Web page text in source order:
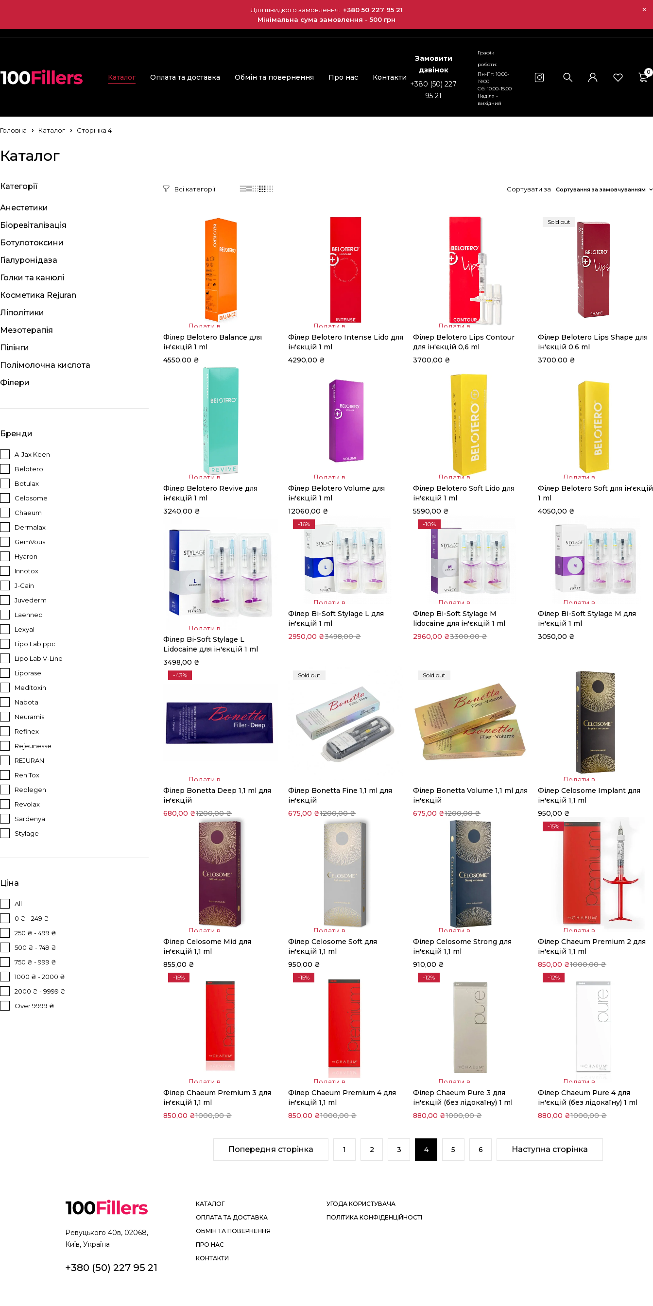
Для швидкого замовлення: +380 50 227 95 21
Мінімальна сума замовлення - 500 грн
Каталог Оплата та доставка Обмін та повернення Про нас Контакти
Замовити
дзвінок
+380 (50) 227
95 21
Графік
роботи:
Пн-Пт: 10:00-
19:00
Сб: 10:00-15:00
Неділя -
вихідний
0
Головна Каталог Сторінка 4
Каталог
Категорії
Анестетики
Біоревіталізація
Ботулотоксини
Гіалуронідаза
Голки та канюлі
Косметика Rejuran
Ліполітики
Мезотерапія
Пілінги
Полімолочна кислота
Філери
Бренди
A-Jax Keen
Belotero
Botulax
Celosome
Chaeum
Dermalax
GemVous
Hyaron
Innotox
J-Cain
Juvederm
Laennec
Lexyal
Lipo Lab ppc
Lipo Lab V-Line
Liporase
Meditoxin
Nabota
Neuramis
Refinex
Rejeunesse
REJURAN
Ren Tox
Replegen
Revolax
Sardenya
Stylage
Ціна
All
0 ₴ - 249 ₴
250 ₴ - 499 ₴
500 ₴ - 749 ₴
750 ₴ - 999 ₴
1000 ₴ - 2000 ₴
2000 ₴ - 9999 ₴
Over 9999 ₴
Сортувати за Сортування за замовчуванням
Додати в
кошик
Філер Belotero Balance для
ін'єкцій 1 ml
4550,00 ₴
Додати в
кошик
Філер Belotero Intense Lido для
ін'єкцій 1 ml
4290,00 ₴
Додати в
кошик
Філер Belotero Lips Contour
для ін'єкцій 0,6 ml
3700,00 ₴
Sold out
Читати далі
Філер Belotero Lips Shape для
ін'єкцій 0,6 ml
3700,00 ₴
Додати в
кошик
Філер Belotero Revive для
ін'єкцій 1 ml
3240,00 ₴
Додати в
кошик
Філер Belotero Volume для
ін'єкцій 1 ml
12060,00 ₴
Додати в
кошик
Філер Belotero Soft Lido для
ін'єкцій 1 ml
5590,00 ₴
Додати в
кошик
Філер Belotero Soft для ін'єкцій
1 ml
4050,00 ₴
Додати в
кошик
Філер Bi-Soft Stylage L
Lidocaine для ін'єкцій 1 ml
3498,00 ₴
-16%
Додати в
кошик
Філер Bi-Soft Stylage L для
ін'єкцій 1 ml
3498,00₴
2950,00 ₴
-10%
Додати в
кошик
Філер Bi-Soft Stylage M
lidocaine для ін'єкцій 1 ml
3300,00₴
2960,00 ₴
Додати в
кошик
Філер Bi-Soft Stylage M для
ін'єкцій 1 ml
3050,00 ₴
-43%
Додати в
кошик
Філер Bonetta Deep 1,1 ml для
ін'єкцій
1200,00₴
680,00 ₴
Sold out
Читати далі
Філер Bonetta Fine 1,1 ml для
ін'єкцій
1200,00₴
675,00 ₴
Sold out
Читати далі
Філер Bonetta Volume 1,1 ml для
ін'єкцій
1200,00₴
675,00 ₴
Додати в
кошик
Філер Celosome Implant для
ін'єкцій 1,1 ml
950,00 ₴
Додати в
кошик
Філер Celosome Mid для
ін'єкцій 1,1 ml
855,00 ₴
Додати в
кошик
Філер Celosome Soft для
ін'єкцій 1,1 ml
950,00 ₴
Додати в
кошик
Філер Celosome Strong для
ін'єкцій 1,1 ml
910,00 ₴
-15%
Додати в
кошик
Філер Chaeum Premium 2 для
ін'єкцій 1,1 ml
1000,00₴
850,00 ₴
-15%
Додати в
кошик
Філер Chaeum Premium 3 для
ін'єкцій 1,1 ml
1000,00₴
850,00 ₴
-15%
Додати в
кошик
Філер Chaeum Premium 4 для
ін'єкцій 1,1 ml
1000,00₴
850,00 ₴
-12%
Додати в
кошик
Філер Chaeum Pure 3 для
ін'єкцій (без лідокаїну) 1 ml
1000,00₴
880,00 ₴
-12%
Додати в
кошик
Філер Chaeum Pure 4 для
ін'єкцій (без лідокаїну) 1 ml
1000,00₴
880,00 ₴
Попередня сторінка 1 2 3 4 5 6 Наступна сторінка
Ревуцького 40в, 02068,
Київ, Україна
+380 (50) 227 95 21
КАТАЛОГ
ОПЛАТА ТА ДОСТАВКА
ОБМІН ТА ПОВЕРНЕННЯ
ПРО НАС
КОНТАКТИ
УГОДА КОРИСТУВАЧА
ПОЛІТИКА КОНФІДЕНЦІЙНОСТІ